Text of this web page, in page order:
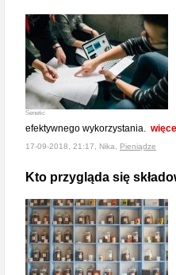
Senetic
efektywnego wykorzystania.
17-09-2018, 21:17, Nika, Pieniądze
Kto przygląda się